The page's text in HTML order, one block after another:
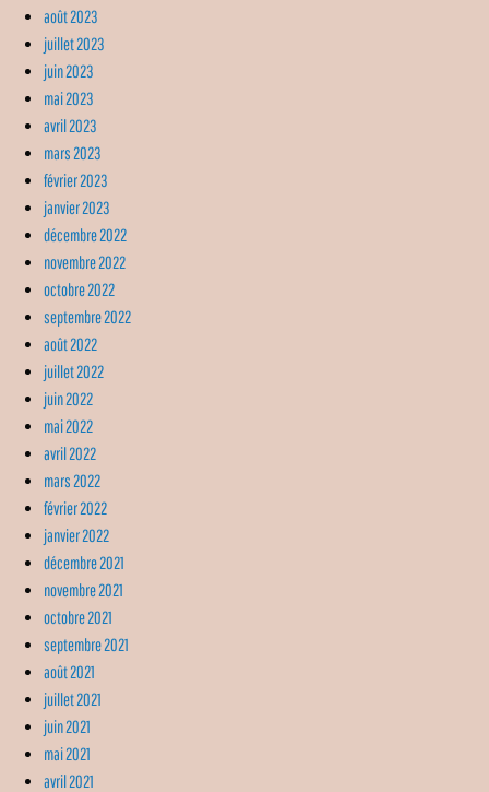
août 2023
juillet 2023
juin 2023
mai 2023
avril 2023
mars 2023
février 2023
janvier 2023
décembre 2022
novembre 2022
octobre 2022
septembre 2022
août 2022
juillet 2022
juin 2022
mai 2022
avril 2022
mars 2022
février 2022
janvier 2022
décembre 2021
novembre 2021
octobre 2021
septembre 2021
août 2021
juillet 2021
juin 2021
mai 2021
avril 2021